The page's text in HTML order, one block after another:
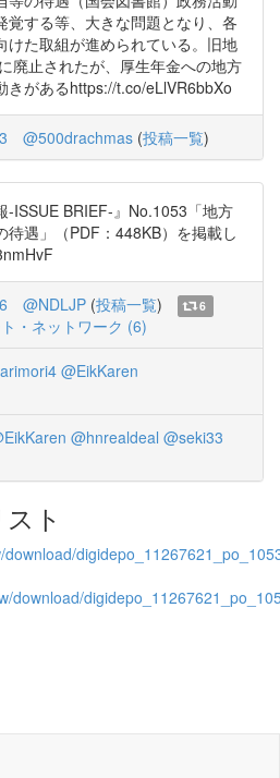
覚する等、大きな問題となり、各
けた取組が進められている。旧地
廃止されたが、厚生年金への地方
きがあるhttps://t.co/eLlVR6bbXo
@500drachmas (投稿一覧)
-ISSUE BRIEF-』No.1053「地方
遇」（PDF：448KB）を掲載し
@NDLJP (投稿一覧)
6
・ネットワーク (6)
@EikKaren
@hnrealdeal @seki33
ト
download/